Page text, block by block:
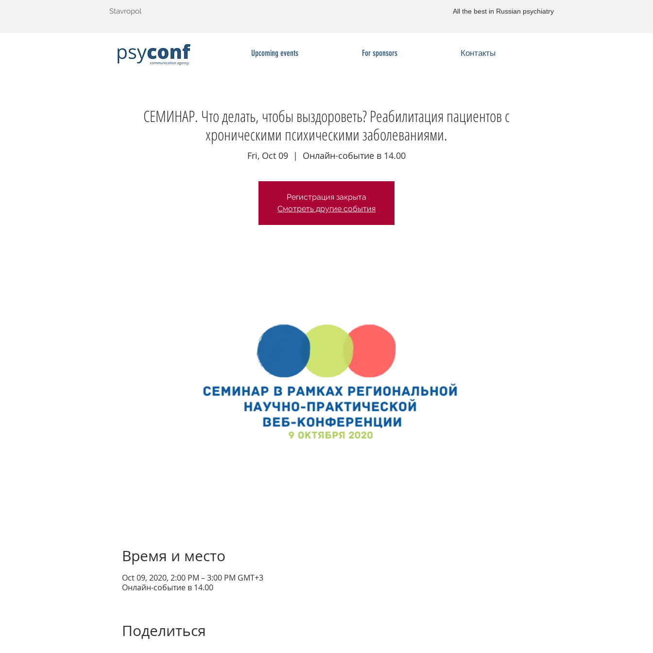
Stavropol All the best in Russian psychiatry
Upcoming events For sponsors Контакты
СЕМИНАР. Что делать, чтобы выздороветь? Реабилитация пациентов с
хроническими психическими заболеваниями.
Fri, Oct 09
  |
Онлайн-событие в 14.00
Регистрация закрыта
Смотреть другие события
Время и место
Oct 09, 2020, 2:00 PM – 3:00 PM GMT+3
Онлайн-событие в 14.00
Поделиться